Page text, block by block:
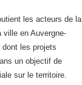
les acteurs de la
ville en Auvergne-
dont les projets
un objectif de
sur le territoire.